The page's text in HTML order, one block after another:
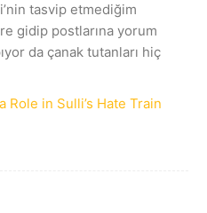
tasvip etmediğim
gidip postlarına yorum
da çanak tutanları hiç
Role in Sulli’s Hate Train